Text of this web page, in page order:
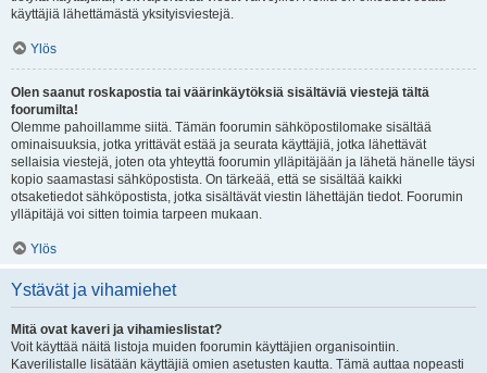
käyttäjiä lähettämästä yksityisviestejä.
Ylös
Olen saanut roskapostia tai väärinkäytöksiä sisältäviä viestejä tältä
foorumilta!
Olemme pahoillamme siitä. Tämän foorumin sähköpostilomake sisältää
ominaisuuksia, jotka yrittävät estää ja seurata käyttäjiä, jotka lähettävät
sellaisia viestejä, joten ota yhteyttä foorumin ylläpitäjään ja lähetä hänelle täysi
kopio saamastasi sähköpostista. On tärkeää, että se sisältää kaikki
otsaketiedot sähköpostista, jotka sisältävät viestin lähettäjän tiedot. Foorumin
ylläpitäjä voi sitten toimia tarpeen mukaan.
Ylös
Ystävät ja vihamiehet
Mitä ovat kaveri ja vihamieslistat?
Voit käyttää näitä listoja muiden foorumin käyttäjien organisointiin.
Kaverilistalle lisätään käyttäjiä omien asetusten kautta. Tämä auttaa nopeasti